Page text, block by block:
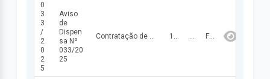
0
3
3
/
2
0
2
5
Aviso
de
Dispen
sa Nº
033/20
25
Contratação de empresa para execução de ação em comemoração ao dia das crianças no Município de Santo Antônios dos Milagres - PI. 13/10/2025 53.049,97 FINALIZADA